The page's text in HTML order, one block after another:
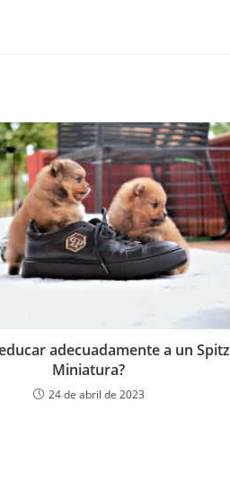
adecuadamente a un Spitz
Miniatura?
24 de abril de 2023